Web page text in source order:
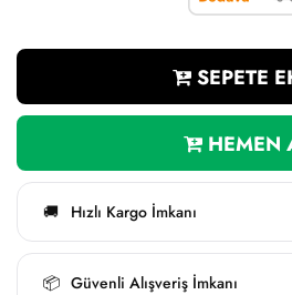
SEPETE
HEMEN
🚚 Hızlı Kargo İmkanı
📦 Güvenli Alışveriş İmkanı